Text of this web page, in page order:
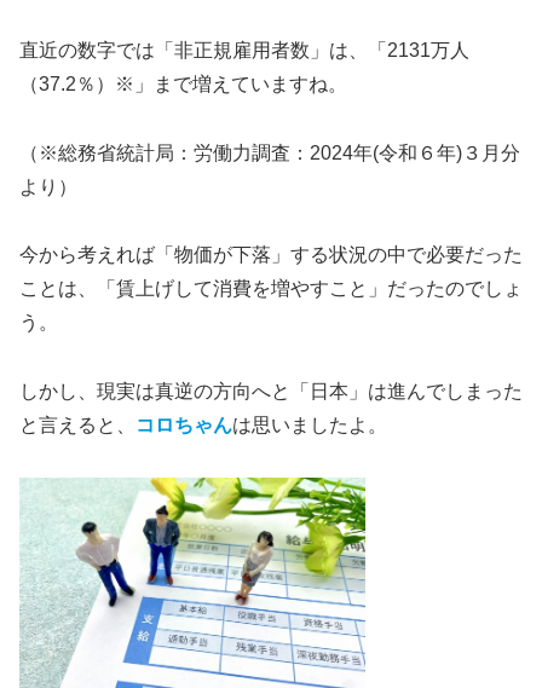
直近の数字では「非正規雇用者数」は、「2131万人
（37.2％）※」まで増えていますね。
（※総務省統計局：労働力調査：2024年(令和６年)３月分
より）
今から考えれば「物価が下落」する状況の中で必要だった
ことは、「賃上げして消費を増やすこと」だったのでしょ
う。
しかし、現実は真逆の方向へと「日本」は進んでしまった
と言えると、
コロちゃんは思いましたよ。